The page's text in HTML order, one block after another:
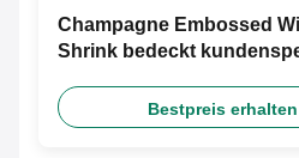
Champagne Embossed
Shrink bedeckt
einer KappeBestpreis erhalten